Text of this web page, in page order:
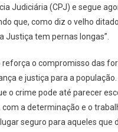
Judiciária (CPJ) e segue
que, como diz o velho
Justiça tem pernas longas”.
reforça o compromisso das
e justiça para a
o crime pode até parecer
com a determinação e o
seguro para aqueles que